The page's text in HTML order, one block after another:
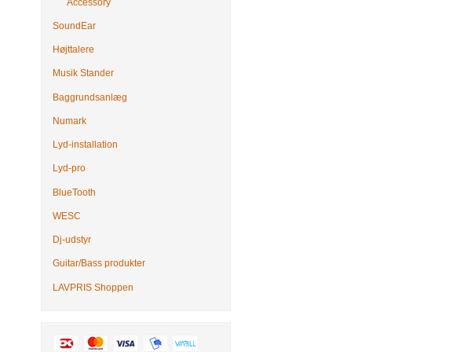
SoundEar
Højttalere
Musik Stander
Baggrundsanlæg
Numark
Lyd-installation
Lyd-pro
BlueTooth
WESC
Dj-udstyr
Guitar/Bass produkter
LAVPRIS Shoppen